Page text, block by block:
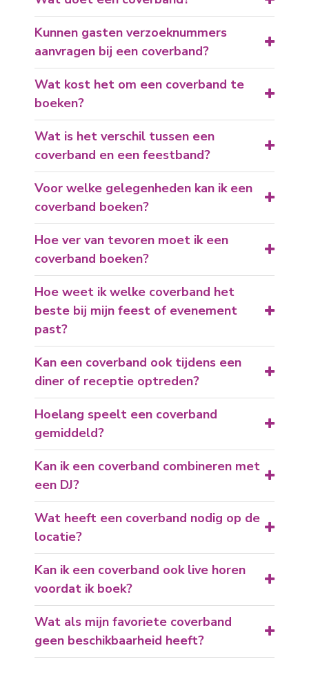
Kunnen gasten verzoeknummers
aanvragen bij een coverband?
Wat kost het om een coverband te
boeken?
Wat is het verschil tussen een
coverband en een feestband?
Voor welke gelegenheden kan ik een
coverband boeken?
Hoe ver van tevoren moet ik een
coverband boeken?
Hoe weet ik welke coverband het
beste bij mijn feest of evenement
past?
Kan een coverband ook tijdens een
diner of receptie optreden?
Hoelang speelt een coverband
gemiddeld?
Kan ik een coverband combineren met
een DJ?
Wat heeft een coverband nodig op de
locatie?
Kan ik een coverband ook live horen
voordat ik boek?
Wat als mijn favoriete coverband
geen beschikbaarheid heeft?